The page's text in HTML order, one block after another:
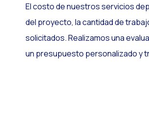
El costo de nuestros servicios
del proyecto, la cantidad de
solicitados. Realizamos una
un presupuesto personalizado y